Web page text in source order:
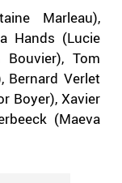
Marleau),
Hands (Lucie
Bouvier), Tom
Bernard Verlet
Boyer), Xavier
(Maeva